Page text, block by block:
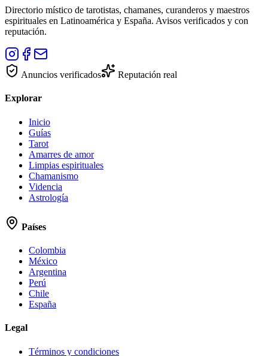
Directorio místico de tarotistas, chamanes, curanderos y maestros
espirituales en Latinoamérica y España. Avisos verificados y con
reputación.
Anuncios verificados Reputación real
Explorar
Inicio
Guías
Tarot
Amarres de amor
Limpias espirituales
Chamanismo
Videncia
Astrología
Países
Colombia
México
Argentina
Perú
Chile
España
Legal
Términos y condiciones